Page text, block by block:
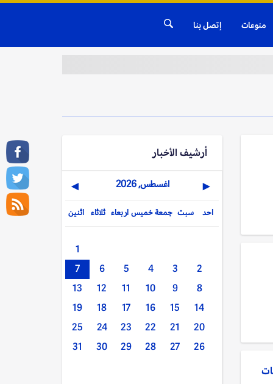
منوعات إتصل بنا
أرشيف الأخبار
◀ اغسطس, 2026 ▶
اثنين ثلاثاء اربعاء خميس جمعة سبت احد
1
2
3
4
5
6
7
8
9
10
11
12
13
14
15
16
17
18
19
20
21
22
23
24
25
26
27
28
29
30
31